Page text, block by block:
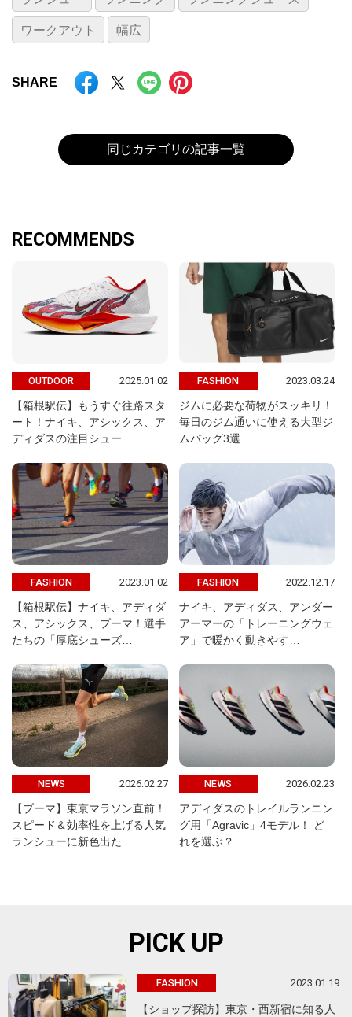
ワークアウト 幅広
SHARE
同じカテゴリの記事一覧
RECOMMENDS
OUTDOOR 2025.01.02
【箱根駅伝】もうすぐ往路スタ
ート！ナイキ、アシックス、ア
ディダスの注目シュー…
FASHION 2023.03.24
ジムに必要な荷物がスッキリ！
毎日のジム通いに使える大型ジ
ムバッグ3選
FASHION 2023.01.02
【箱根駅伝】ナイキ、アディダ
ス、アシックス、プーマ！選手
たちの「厚底シューズ…
FASHION 2022.12.17
ナイキ、アディダス、アンダー
アーマーの「トレーニングウェ
ア」で暖かく動きやす…
NEWS 2026.02.27
【プーマ】東京マラソン直前！
スピード＆効率性を上げる人気
ランシューに新色出た…
NEWS 2026.02.23
アディダスのトレイルランニン
グ用「Agravic」4モデル！ ど
れを選ぶ？
PICK UP
FASHION 2023.01.19
【ショップ探訪】東京・西新宿に知る人